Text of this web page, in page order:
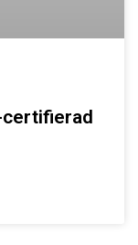
certifierad